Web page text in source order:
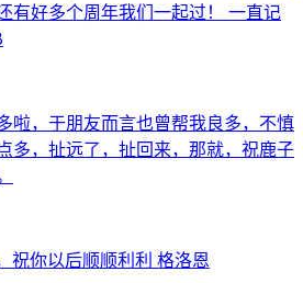
有好多个周年我们一起过！ 一直记
啦，于朋友而言也曾帮我良多，不慎
多，扯远了，扯回来，那就，祝鹿子
祝你以后顺顺利利 格洛恩